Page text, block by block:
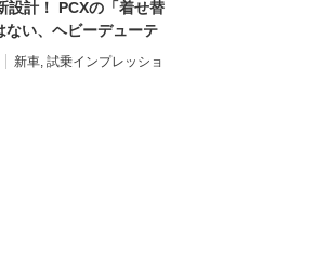
設計！ PCXの「着せ替
ない、ヘビーデューテ
クーター
新車, 試乗インプレッショ